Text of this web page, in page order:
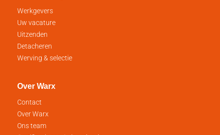
Werkgevers
Uw vacature
Uitzenden
Detacheren
Werving & selectie
Over Warx
Contact
Over Warx
Ons team